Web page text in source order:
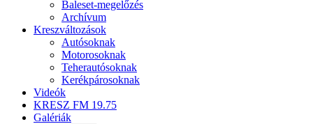
Baleset-megelőzés
Archívum
Kreszváltozások
Autósoknak
Motorosoknak
Teherautósoknak
Kerékpárosoknak
Videók
KRESZ FM 19.75
Galériák